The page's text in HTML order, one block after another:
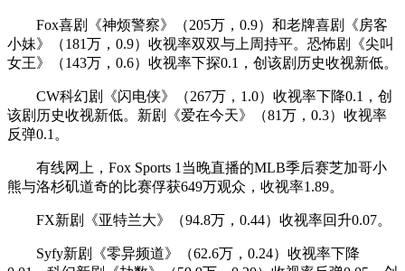
Fox喜剧《神烦警察》（205万，0.9）和老牌喜剧《房客
小妹》（181万，0.9）收视率双双与上周持平。恐怖剧《尖叫
女王》（143万，0.6）收视率下探0.1，创该剧历史收视新低。
CW科幻剧《闪电侠》（267万，1.0）收视率下降0.1，创
该剧历史收视新低。新剧《爱在今天》（81万，0.3）收视率
反弹0.1。
有线网上，Fox Sports 1当晚直播的MLB季后赛芝加哥小
熊与洛杉矶道奇的比赛俘获649万观众，收视率1.89。
FX新剧《亚特兰大》（94.8万，0.44）收视率回升0.07。
Syfy新剧《零异频道》（62.6万，0.24）收视率下降